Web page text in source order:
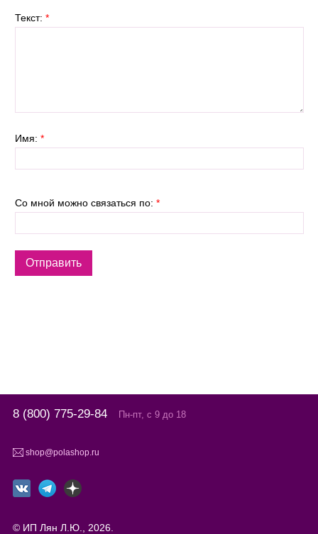
Текст: *
Имя: *
Со мной можно связаться по: *
8 (800) 775-29-84 Пн-пт, с 9 до 18
shop@polashop.ru
© ИП Лян Л.Ю., 2026.